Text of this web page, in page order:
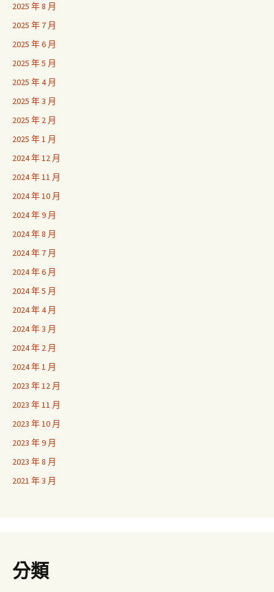
2025 年 8 月
2025 年 7 月
2025 年 6 月
2025 年 5 月
2025 年 4 月
2025 年 3 月
2025 年 2 月
2025 年 1 月
2024 年 12 月
2024 年 11 月
2024 年 10 月
2024 年 9 月
2024 年 8 月
2024 年 7 月
2024 年 6 月
2024 年 5 月
2024 年 4 月
2024 年 3 月
2024 年 2 月
2024 年 1 月
2023 年 12 月
2023 年 11 月
2023 年 10 月
2023 年 9 月
2023 年 8 月
2021 年 3 月
分類